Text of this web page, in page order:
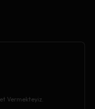
Vermekteyiz.